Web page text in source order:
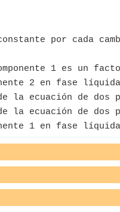
por cada
1 es un
2 en fase
ecuación de dos
ecuación de dos
1 en fase